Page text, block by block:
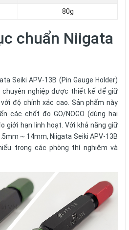
80g
chuẩn Niigata
Seiki APV-13B (Pin Gauge Holder)
chuyên nghiệp được thiết kế để giữ
độ chính xác cao. Sản phẩm này
các chốt đo GO/NOGO (dùng hai
giới hạn linh hoạt. Với khả năng giữ
~ 14mm, Niigata Seiki APV-13B
trong các phòng thí nghiệm và